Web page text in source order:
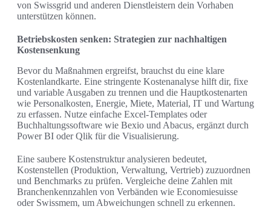
von Swissgrid und anderen Dienstleistern dein Vorhaben
unterstützen können.
Betriebskosten senken: Strategien zur nachhaltigen
Kostensenkung
Bevor du Maßnahmen ergreifst, brauchst du eine klare
Kostenlandkarte. Eine stringente Kostenanalyse hilft dir, fixe
und variable Ausgaben zu trennen und die Hauptkostenarten
wie Personalkosten, Energie, Miete, Material, IT und Wartung
zu erfassen. Nutze einfache Excel-Templates oder
Buchhaltungssoftware wie Bexio und Abacus, ergänzt durch
Power BI oder Qlik für die Visualisierung.
Eine saubere Kostenstruktur analysieren bedeutet,
Kostenstellen (Produktion, Verwaltung, Vertrieb) zuzuordnen
und Benchmarks zu prüfen. Vergleiche deine Zahlen mit
Branchenkennzahlen von Verbänden wie Economiesuisse
oder Swissmem, um Abweichungen schnell zu erkennen.